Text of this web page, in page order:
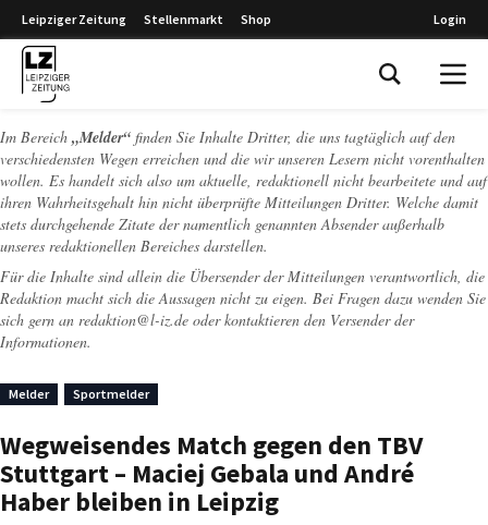
Leipziger Zeitung Stellenmarkt Shop Login
Im Bereich „Melder“ finden Sie Inhalte Dritter, die uns tagtäglich auf den
verschiedensten Wegen erreichen und die wir unseren Lesern nicht vorenthalten
wollen. Es handelt sich also um aktuelle, redaktionell nicht bearbeitete und auf
ihren Wahrheitsgehalt hin nicht überprüfte Mitteilungen Dritter. Welche damit
stets durchgehende Zitate der namentlich genannten Absender außerhalb
unseres redaktionellen Bereiches darstellen.
Für die Inhalte sind allein die Übersender der Mitteilungen verantwortlich, die
Redaktion macht sich die Aussagen nicht zu eigen. Bei Fragen dazu wenden Sie
sich gern an redaktion@l-iz.de oder kontaktieren den Versender der
Informationen.
Melder Sportmelder
Wegweisendes Match gegen den TBV
Stuttgart – Maciej Gebala und André
Haber bleiben in Leipzig